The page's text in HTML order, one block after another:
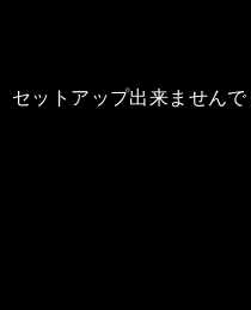
セットアップ出来ませんで